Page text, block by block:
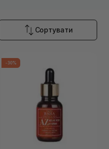
Сортувати
-30%